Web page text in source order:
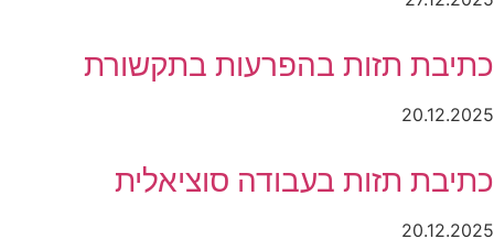
כתיבת תזות בהפרעות בתקשורת
20.12.2025
כתיבת תזות בעבודה סוציאלית
20.12.2025